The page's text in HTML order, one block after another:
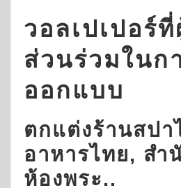
วอลเปเปอร์
ส่วนร่วมในก
ออกแบบ
ตกแต่งร้านสปา
อาหารไทย, สำ
ห้องพระ..